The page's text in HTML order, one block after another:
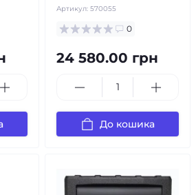
Артикул: 570055
0
24 580.00 грн
До кошика